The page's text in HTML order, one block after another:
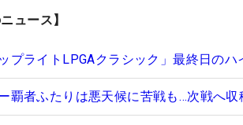
ュース】
ップライトLPGAクラシック」最終日のハ
覇者ふたりは悪天候に苦戦も…次戦へ収